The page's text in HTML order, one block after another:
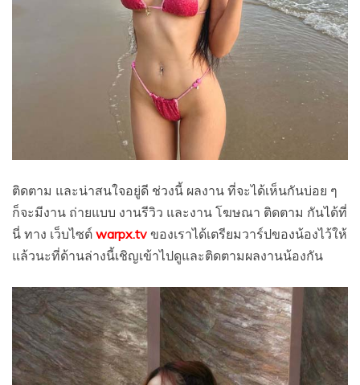
ติดตาม และน่าสนใจอยู่ดี ช่วงนี้ ผลงาน ที่จะได้เห็นกันบ่อย ๆ
ก็จะมีงาน ถ่ายแบบ งานรีวิว และงาน โฆษณา ติดตาม กันได้ที่
นี่ ทาง เว็บไซต์ warpx.tv ของเราได้เตรียมวาร์ปของน้องไว้ให้
แล้วนะที่ด้านล่างนี้เชิญเข้าไปดูและติดตามผลงานน้องกัน